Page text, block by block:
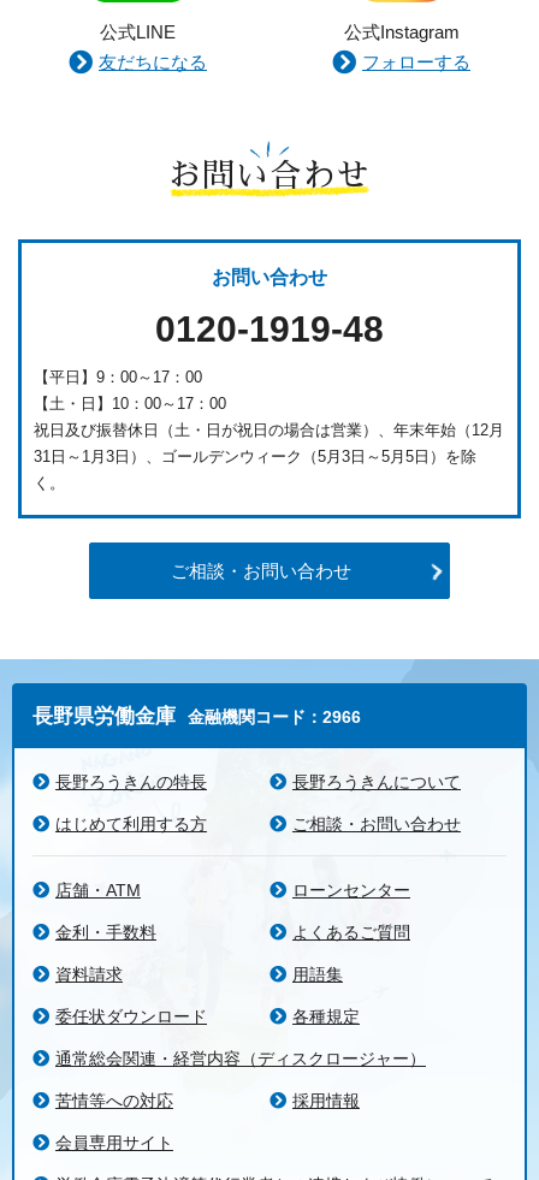
公式LINE
友だちになる
公式Instagram
フォローする
お問い合わせ
お問い合わせ
0120-1919-48
【平日】9：00～17：00
【土・日】10：00～17：00
祝日及び振替休日（土・日が祝日の場合は営業）、年末年始（12月
31日～1月3日）、ゴールデンウィーク（5月3日～5月5日）を除
く。
ご相談・お問い合わせ
長野県労働金庫 金融機関コード：2966
長野ろうきんの特長 長野ろうきんについて
はじめて利用する方 ご相談・お問い合わせ
店舗・ATM ローンセンター
金利・手数料 よくあるご質問
資料請求 用語集
委任状ダウンロード 各種規定
通常総会関連・経営内容（ディスクロージャー）
苦情等への対応 採用情報
会員専用サイト